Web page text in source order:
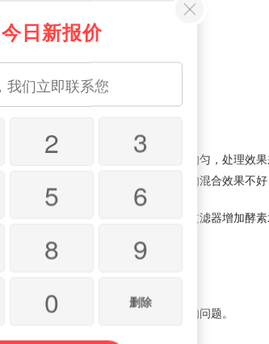
一种快速污水治理装置。
程中，对于污水的处理存在混合不均匀，处理效
污水处理的过程中，污水与酵素菌的混合效果不
法，采用混合器配合喷淋旋转式过滤器增加酵
装置，以解决上述背景技术中提出的问题。
今日新报价
2
3
5
6
8 9
0 删除